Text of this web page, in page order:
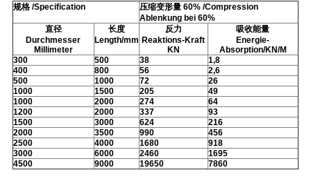
规格 /Specification
压缩变形量 60% /Compression
Ablenkung bei 60%
直径
Durchmesser
Millimeter
长度
Length/mm
反力
Reaktions-Kraft
KN
吸收能量
Energie-
Absorption/KN/M
300
500 38
1,8
400
800 56
2,6
500
1000 72
26
1000
1500 205
49
1000
2000 274
64
1200
2000 337
93
1500
3000 624
216
2000
3500 990
456
2500
4000 1680
918
3000
6000 2460
1695
4500
9000 19650 7860